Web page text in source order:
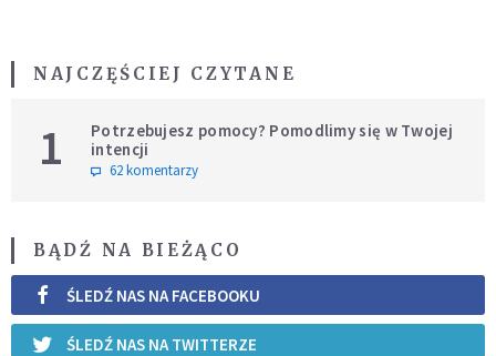
NAJCZĘŚCIEJ CZYTANE
1
Potrzebujesz pomocy? Pomodlimy się w Twojej
intencji
62 komentarzy
BĄDŹ NA BIEŻĄCO
ŚLEDŹ NAS NA FACEBOOKU
ŚLEDŹ NAS NA TWITTERZE